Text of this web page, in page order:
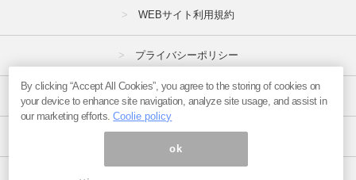
2月
4月 5月 6月
7月 8月 9月
10月 11月 12月
2月
WEBサイト利用規約
プライバシーポリシー
特定商取引法
By clicking “Accept All Cookies”, you agree to the storing of cookies on
your device to enhance site navigation, analyze site usage, and assist in
our marketing efforts.Coolie policy
ok